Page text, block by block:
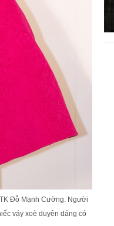
Đỗ Mạnh Cường. Người
váy xoè duyên dáng có